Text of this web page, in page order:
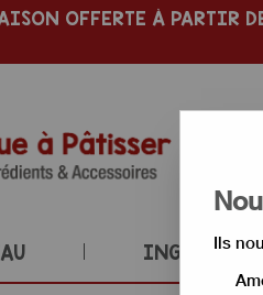
OFFERTE À PARTIR
Ils